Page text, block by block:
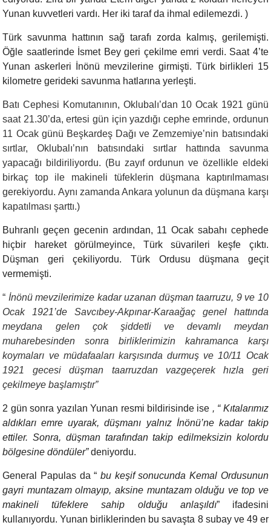
Yunan kuvvetleri vardı. Her iki taraf da ihmal edilemezdi. )
Türk savunma hattının sağ tarafı zorda kalmış, gerilemişti.
Öğle saatlerinde İsmet Bey geri çekilme emri verdi. Saat 4’te
Yunan askerleri İnönü mevzilerine girmişti. Türk birlikleri 15
kilometre gerideki savunma hatlarına yerleşti.
Batı Cephesi Komutanının, Oklubalı’dan 10 Ocak 1921 günü
saat 21.30’da, ertesi gün için yazdığı cephe emrinde, ordunun
11 Ocak günü Beşkardeş Dağı ve Zemzemiye’nin batısındaki
sırtlar, Oklubalı’nın batısındaki sırtlar hattında savunma
yapacağı bildiriliyordu. (Bu zayıf ordunun ve özellikle eldeki
birkaç top ile makineli tüfeklerin düşmana kaptırılmaması
gerekiyordu. Aynı zamanda Ankara yolunun da düşmana karşı
kapatılması şarttı.)
Buhranlı geçen gecenin ardından, 11 Ocak sabahı cephede
hiçbir hareket görülmeyince, Türk süvarileri keşfe çıktı.
Düşman geri çekiliyordu. Türk Ordusu düşmana geçit
vermemişti.
“ İnönü mevzilerimize kadar uzanan düşman taarruzu, 9 ve 10
Ocak 1921’de Savcıbey-Akpınar-Karaağaç genel hattında
meydana gelen çok şiddetli ve devamlı meydan
muharebesinden sonra birliklerimizin kahramanca karşı
koymaları ve müdafaaları karşısında durmuş ve 10/11 Ocak
1921 gecesi düşman taarruzdan vazgeçerek hızla geri
çekilmeye başlamıştır”
2 gün sonra yazılan Yunan resmi bildirisinde ise , “ Kıtalarımız
aldıkları emre uyarak, düşmanı yalnız İnönü’ne kadar takip
ettiler. Sonra, düşman tarafından takip edilmeksizin kolordu
bölgesine döndüler”deniyordu.
General Papulas da “ bu keşif sonucunda Kemal Ordusunun
gayri muntazam olmayıp, aksine muntazam olduğu ve top ve
makineli tüfeklere sahip olduğu anlaşıldı” ifadesini
kullanıyordu. Yunan birliklerinden bu savaşta 8 subay ve 49 er